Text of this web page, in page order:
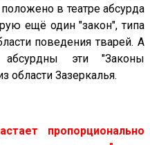
в театре абсурда
ещё один "закон", типа
поведения тварей. А
эти "Законы
области Зазеркалья.
пропорционально